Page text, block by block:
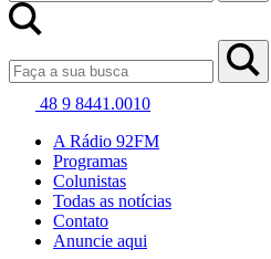
48 9 8441.0010
A Rádio 92FM
Programas
Colunistas
Todas as notícias
Contato
Anuncie aqui